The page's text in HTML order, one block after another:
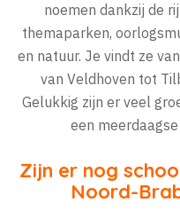
noemen dankzij de
themaparken,
en natuur. Je vindt ze
van Veldhoven tot
Gelukkig zijn er veel
een
Zijn er nog
Noord-